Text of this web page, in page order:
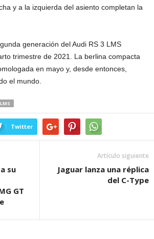
y a la izquierda del asiento completan la
generación del Audi RS 3 LMS
trimestre de 2021. La berlina compacta
en mayo y, desde entonces,
el mundo.
Twitter
su
GT
Artículo siguiente
Jaguar lanza una réplica
del C-Type